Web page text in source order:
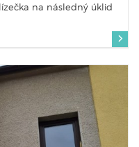
na následný úklid